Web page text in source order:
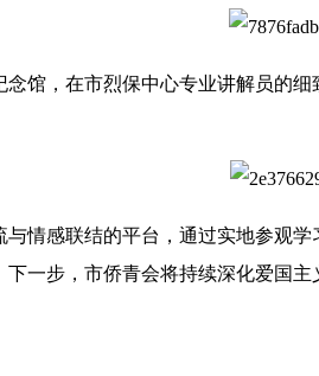
馆，在市烈保中心专业讲解员的
情感联结的平台，通过实地参观
一步，市侨青会将持续深化爱国